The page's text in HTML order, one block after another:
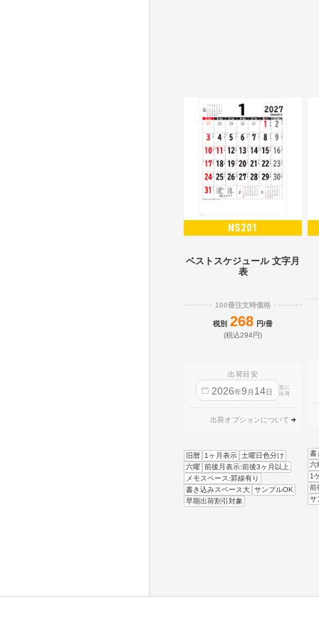
NS201
ベストスケジュール 文字月
表
100冊注文時価格
税別 268 円/冊
(税込294円)
出荷目安
2026年9 月 14日
迄に
出荷
出荷オプションについて
旧暦 1ヶ月表示
土曜日色分け
六曜 前後月表示:前後3ヶ月以上
メモスペース:罫線有り
書き込みスペース大 サンプルOK
早期出荷割引対象
書
六
1
前
サ